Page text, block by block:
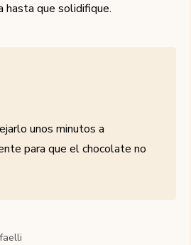
hasta que solidifique.
unos minutos a
para que el chocolate no